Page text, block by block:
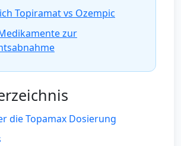
Topiramat vs Ozempic
zur
die Topamax Dosierung